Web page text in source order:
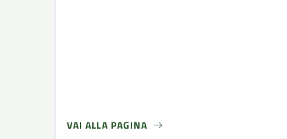
VAI ALLA PAGINA